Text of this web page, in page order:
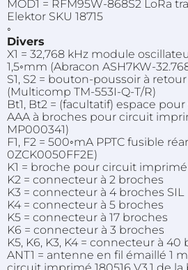
MOD1 = RFM95W-868S2 LoRa
Elektor SKU 18715
◦
Divers
X1 = 32,768 kHz module
1,5◦mm (Abracon ASH7KW-
S1, S2 = bouton-poussoir à retour
(Multicomp TM-553I-Q-T/R)
Bt1, Bt2 = (facultatif) espace
AAA à broches pour circuit
MP000341)
F1, F2 = 500◦mA PPTC fusible
0ZCK0050FF2E)
K1 = broche pour circuit imprimé
K2 = connecteur à 2 broches
K3 = connecteur à 4 broches SIL
K4 = connecteur à 5 broches
K5 = connecteur à 17 broches
K6 = connecteur à 3 broches
K5, K6, K3, K4 = connecteur à 40
ANT1 = antenne en fil émaillé 1